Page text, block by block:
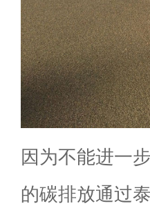
因为不能进一
的碳排放通过